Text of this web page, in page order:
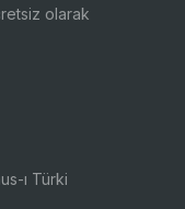
olarak
ı Türki